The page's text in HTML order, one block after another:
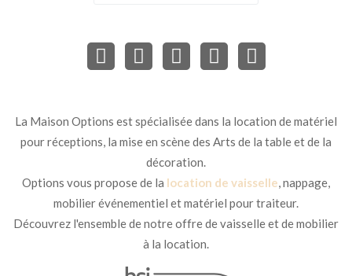
La Maison Options est spécialisée dans la location de matériel
pour réceptions, la mise en scène des Arts de la table et de la
décoration.
Options vous propose de la location de vaisselle, nappage,
mobilier événementiel et matériel pour traiteur.
Découvrez l'ensemble de notre offre de vaisselle et de mobilier
à la location.